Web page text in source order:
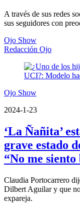
A través de sus redes
sus seguidores con
Ojo Show
Redacción Ojo
Ojo Show
2024-1-23
‘La Ñañita’
grave estado
“No me siento
Claudia Portocarrero
Dilbert Aguilar y que
expareja.